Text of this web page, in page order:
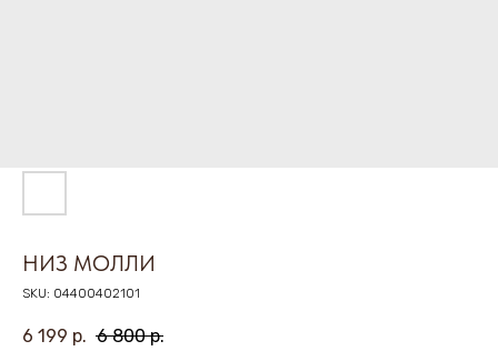
НИЗ МОЛЛИ
SKU: 04400402101
6 199 р. 6 800 р.